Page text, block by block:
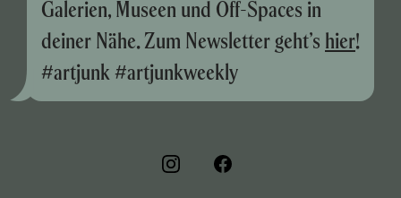
Galerien, Museen und Off-Spaces in
deiner Nähe. Zum Newsletter geht’s hier!
#artjunk #artjunkweekly